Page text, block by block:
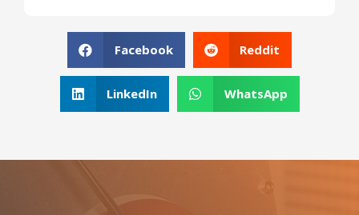
Facebook Reddit
LinkedIn WhatsApp